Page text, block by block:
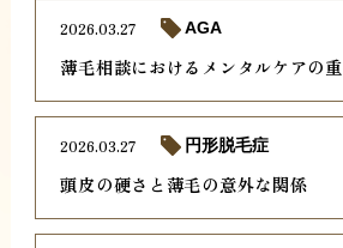
薄毛相談におけるメンタルケアの
2026.03.27 AGA
頭皮の硬さと薄毛の意外な関係
2026.03.27 円形脱毛症